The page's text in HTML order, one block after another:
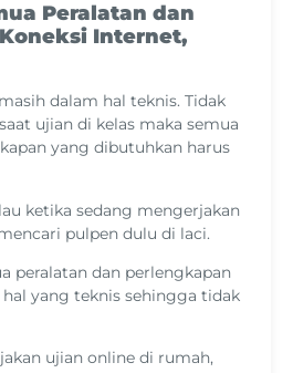
Peralatan dan
Internet,
dalam hal teknis. Tidak
ujian di kelas maka semua
yang dibutuhkan harus
ketika sedang mengerjakan
pulpen dulu di laci.
peralatan dan perlengkapan
yang teknis sehingga tidak
ujian online di rumah,